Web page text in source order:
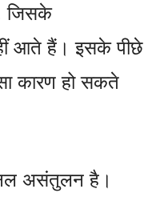
जिसके
आते हैं। इसके पीछे
कारण हो सकते
असंतुलन है।